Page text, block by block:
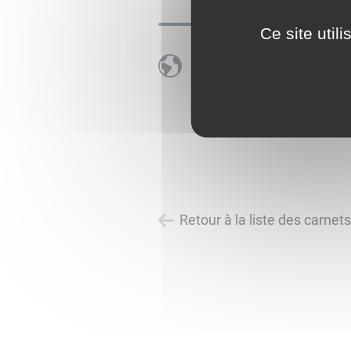
Retour à la liste des
Ce site